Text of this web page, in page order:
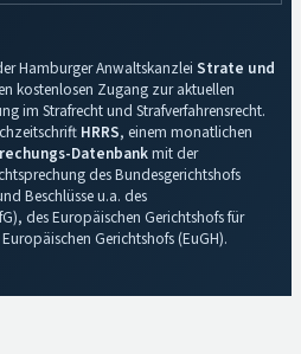
Hamburger Anwaltskanzlei Strate und
kostenlosen Zugang zur aktuellen
im Strafrecht und Strafverfahrensrecht.
HRRS, einem monatlichen
Datenbankmit der
des Bundesgerichtshofs
Beschlüsse u.a. des
des Europäischen Gerichtshofs für
Gerichtshofs (EuGH).